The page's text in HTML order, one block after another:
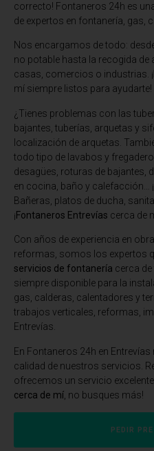
correcto! Fontaneros 24h es
de expertos en fontanería, gas,
Nos encargamos de todo:
no potable hasta la recogida de
casas, comercios o industrias. ¡
mí siempre listos para ayudarte!
¿Tienes problemas con las
bajantes, tuberías, arquetas y
localización de arquetas.
todo tipo de lavabos y
desagües, roturas de bajantes,
en cocina, baño y
Bañeras, platos de ducha,
¡Fontaneros Entrevías cerca de
Con años de experiencia en
reformas, somos los expertos
servicios de fontanería cerca
siempre disponible para la
gas, calderas, calentadores y
trabajos verticales, reformas,
Entrevías.
En Fontaneros 24h en Entrevías
calidad de nuestros servicios.
ofrecemos un servicio
cerca de mí , no busques más!
PEDIR